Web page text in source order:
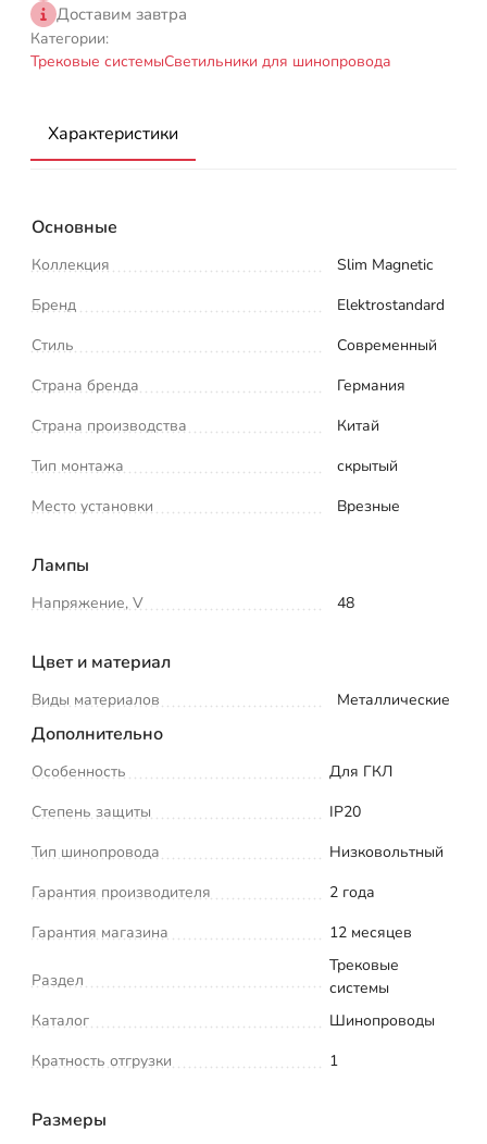
Доставим завтра
Категории:
Трековые системыСветильники для шинопровода
Характеристики
Основные
Коллекция
Slim Magnetic
Бренд
Elektrostandard
Стиль
Современный
Страна бренда
Германия
Страна производства
Китай
Тип монтажа
скрытый
Место установки
Врезные
Лампы
Напряжение, V 48
Цвет и материал
Виды материалов Металлические
Дополнительно
Особенность
Для ГКЛ
Степень защиты
IP20
Тип шинопровода
Низковольтный
Гарантия производителя
2 года
Гарантия магазина
12 месяцев
Раздел
Трековые
системы
Каталог
Шинопроводы
Кратность отгрузки
1
Размеры